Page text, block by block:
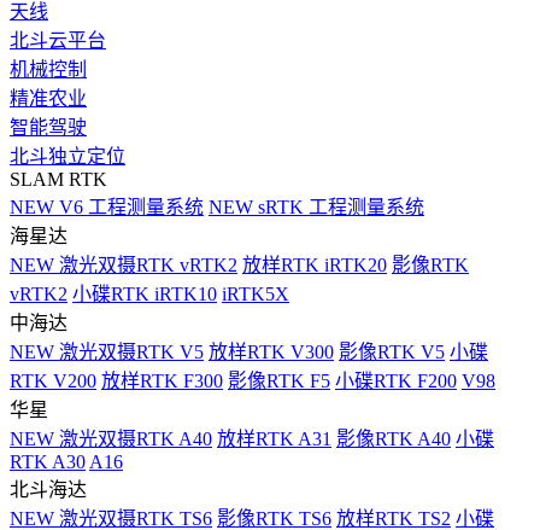
天线
北斗云平台
机械控制
精准农业
智能驾驶
北斗独立定位
SLAM RTK
NEW V6 工程测量系统 NEW sRTK 工程测量系统
海星达
NEW 激光双摄RTK vRTK2 放样RTK iRTK20 影像RTK
vRTK2 小碟RTK iRTK10 iRTK5X
中海达
NEW 激光双摄RTK V5 放样RTK V300 影像RTK V5 小碟
RTK V200 放样RTK F300 影像RTK F5 小碟RTK F200 V98
华星
NEW 激光双摄RTK A40 放样RTK A31 影像RTK A40 小碟
RTK A30 A16
北斗海达
NEW 激光双摄RTK TS6 影像RTK TS6 放样RTK TS2 小碟